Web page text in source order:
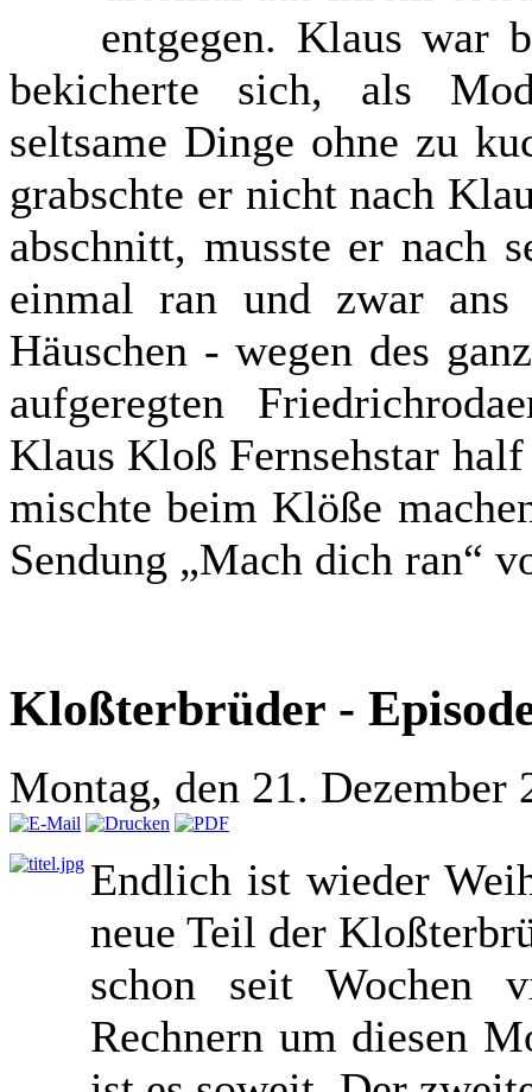
entgegen. Klaus war
bekicherte sich, als
seltsame Dinge ohne zu
grabschte er nicht nach
abschnitt, musste er nach
einmal ran und zwar
Häuschen - wegen des
aufgeregten
Klaus Kloß Fernsehstar
mischte beim Klöße
Sendung „Mach dich ran“
Kloßterbrüder -
Montag, den 21. Dezember
Endlich ist wieder
neue Teil der
schon seit Wochen
Rechnern um diesen